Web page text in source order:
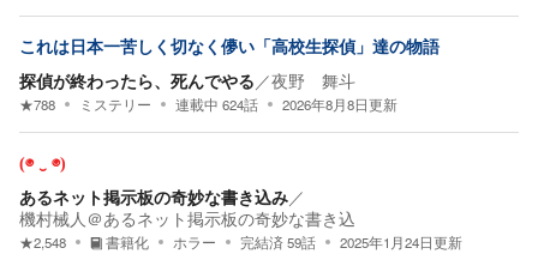
これは日本一苦しく切なく儚い「高校生探偵」達の物語
探偵が終わったら、死んでやる／夜野 舞斗
★788 ミステリー 連載中 624話 2026年8月8日更新
(◉ ‿ ◉)
あるネット掲示板の奇妙な書き込み／
機村械人＠あるネット掲示板の奇妙な書き込
★2,548 書籍化 ホラー 完結済 59話 2025年1月24日更新